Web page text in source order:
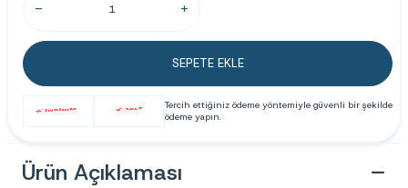
SEPETE EKLE
Tercih ettiğiniz ödeme yöntemiyle güvenli bir şekilde
ödeme yapın.
Ürün Açıklaması